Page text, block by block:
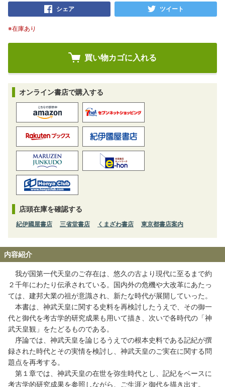
シェア ツイート
※在庫あり
オンライン書店で購入する
店頭在庫を確認する
紀伊國屋書店 三省堂書店 くまざわ書店 東京都書店案内
内容紹介
我が国第一代天皇のご存在は、悠久の古より現代に至るまで約
２千年にわたり伝承されている。国内外の危機や大改革にあたっ
ては、建邦大業の祖が意識され、新たな時代が展開していった。
本書は、神武天皇に関する史料を再検討したうえで、その御一
代と御代を考古学的研究成果も用いて描き、次いで各時代の「神
武天皇観」をたどるものである。
序論では、神武天皇を論じるうえでの根本史料である記紀が撰
録された時代とその実情を検討し、神武天皇のご実在に関する問
題点を再考する。
第１章では、神武天皇の在世を弥生時代とし、記紀をベースに
考古学的研究成果を参照しながら、ご生涯と御代を描き出す。